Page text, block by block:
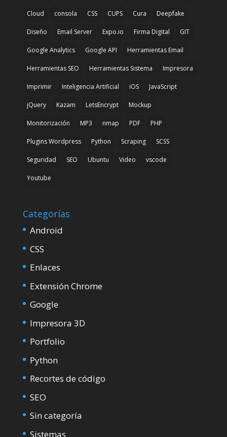
Cloud consola CSS CUPS Cura Deepfake
Diseño Email Server Expo.io Firma Digital GIT
Google Analytics Google API Herramientas Email
Herramientas SEO Herramientas Sistema Impresora
Imprimir Inteligencia Artificial iOS JavaScript
jQuery Kazam LetsEncrypt Mockup
Monitorización MP3 nmap PDF PHP
Plugins Wordpress Python Scraping SCSS
Seguridad SEO Ubuntu Video vscode
Youtube
Categorías
Android
CSS
Enlaces
Extensión Chrome
Google
Impresora 3D
Portfolio
Python
Recortes de código
SEO
Sin categoría
Sistemas